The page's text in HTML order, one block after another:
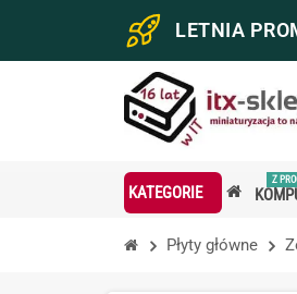
LETNIA
KATEGORIE
Z
Płyty główne